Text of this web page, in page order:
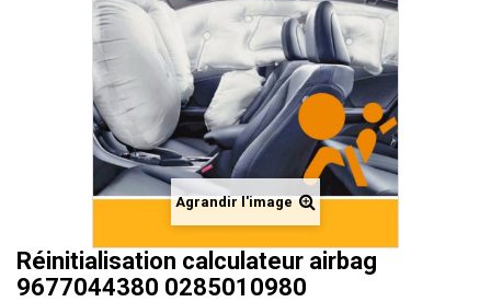
Agrandir l'image
Réinitialisation calculateur airbag
9677044380 0285010980